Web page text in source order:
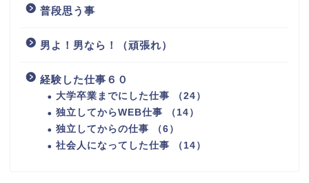
普段思う事
男よ！男なら！（頑張れ）
経験した仕事６０
大学卒業までにした仕事 （24）
独立してからWEB仕事 （14）
独立してからの仕事 （6）
社会人になってした仕事 （14）